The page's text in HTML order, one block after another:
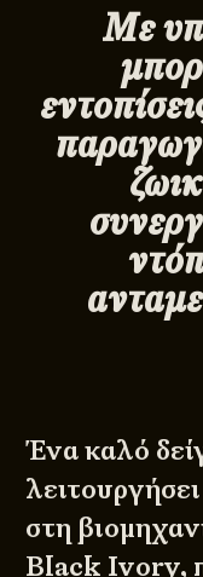
Με
Ένα καλό
στη
Black Ivory,